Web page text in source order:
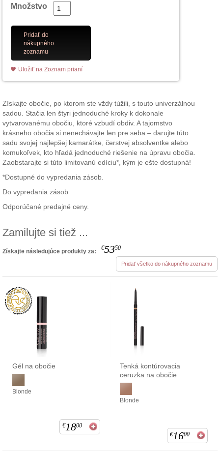
Množstvo
Pridať do
nákupného
zoznamu
Uložiť na Zoznam prianí
Získajte obočie, po ktorom ste vždy túžili, s touto univerzálnou
sadou. Stačia len štyri jednoduché kroky k dokonale
vytvarovanému obočiu, ktoré vzbudí obdiv. A tajomstvo
krásneho obočia si nenechávajte len pre seba – darujte túto
sadu svojej najlepšej kamarátke, čerstvej absolventke alebo
komukoľvek, kto hľadá jednoduché riešenie na úpravu obočia.
Zaobstarajte si túto limitovanú edíciu*, kým je ešte dostupná!
*Dostupné do vypredania zásob.
Do vypredania zásob
Odporúčané predajné ceny.
Zamilujte si tiež ...
Získajte následujúce produkty za: €5350
Pridať všetko do nákupného zoznamu
Gél na obočie
Blonde
€1800
Tenká kontúrovacia
ceruzka na obočie
Blonde
€1600